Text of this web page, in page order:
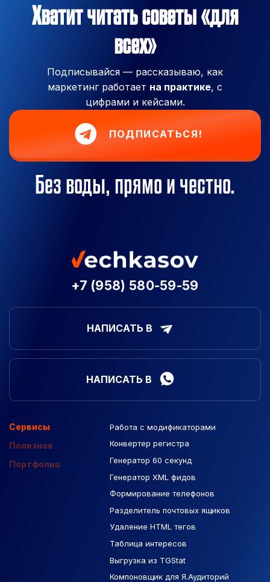
Хватит читать советы «для
всех»
Подписывайся — рассказываю, как
маркетинг работает на практике, с
цифрами и кейсами.
ПОДПИСАТЬСЯ!
Без воды, прямо и честно.
+7 (958) 580-59-59
НАПИСАТЬ В
НАПИСАТЬ В
Сервисы
Полезное
Портфолио
Работа с модификаторами
Конвертер регистра
Генератор 60 секунд
Генератор XML фидов
Формирование телефонов
Разделитель почтовых ящиков
Удаление HTML тегов
Таблица интересов
Выгрузка из TGStat
Компоновщик для Я.Аудиторий
Подборка сайтов
Макеты Figma
База Яндекс Карты
РСЯ площадки
Созданные сайты
Контекстная реклама